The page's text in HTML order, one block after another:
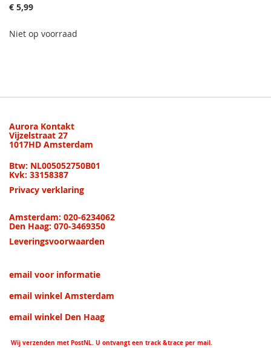
€ 5,99
Niet op voorraad
Aurora Kontakt
Vijzelstraat 27
1017HD Amsterdam
Btw: NL005052750B01
Kvk: 33158387
Privacy verklaring
Amsterdam: 020-6234062
Den Haag: 070-3469350
Leveringsvoorwaarden
email voor informatie
email winkel Amsterdam
email winkel Den Haag
Wij verzenden met PostNL. U ontvangt een track &trace per mail.